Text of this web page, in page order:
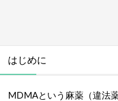
はじめに
MDMAという麻薬（違法